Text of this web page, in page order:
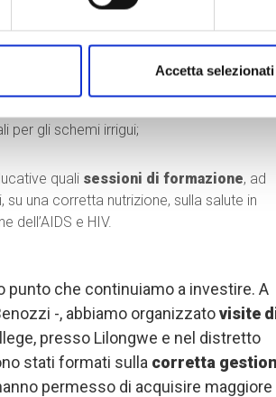
Accetta selezionati
realizzati da precedenti organizzazioni;
per gli schemi irrigui;
quali sessioni di formazione, ad
una corretta nutrizione, sulla salute in
dell’AIDS e HIV.
punto che continuiamo a investire. A
-, abbiamo organizzatovisite
presso Lilongwe e nel distretto
stati formati sulla corretta
permesso di acquisire maggiore